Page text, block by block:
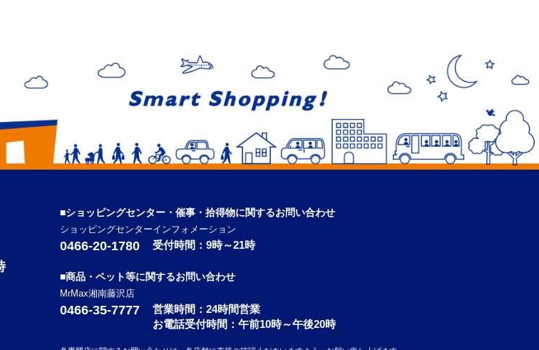
■ショッピングセンター・催事・拾得物に関するお問い合わせ
ショッピングセンターインフォメーション
0466-20-1780 受付時間：9時～21時
■商品・ペット等に関するお問い合わせ
MrMax湘南藤沢店
0466-35-7777 営業時間：24時間営業
お電話受付時間：午前10時～午後20時